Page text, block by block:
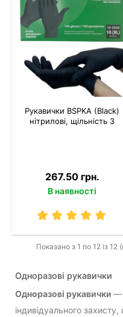
Рукавички BSPKA (Black)
нітрилові, щільність 3
267.50 грн.
В наявності
Показано з 1 по 12 із 12
Одноразові рукавички
Одноразові рукавички —
індивідуального захисту,